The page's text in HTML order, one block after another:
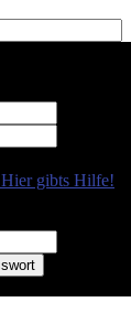
Hier gibts Hilfe!